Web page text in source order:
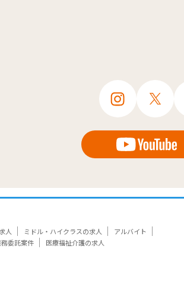
人 ミドル・ハイクラスの求人
アルバイト
委託案件 医療福祉介護の求人